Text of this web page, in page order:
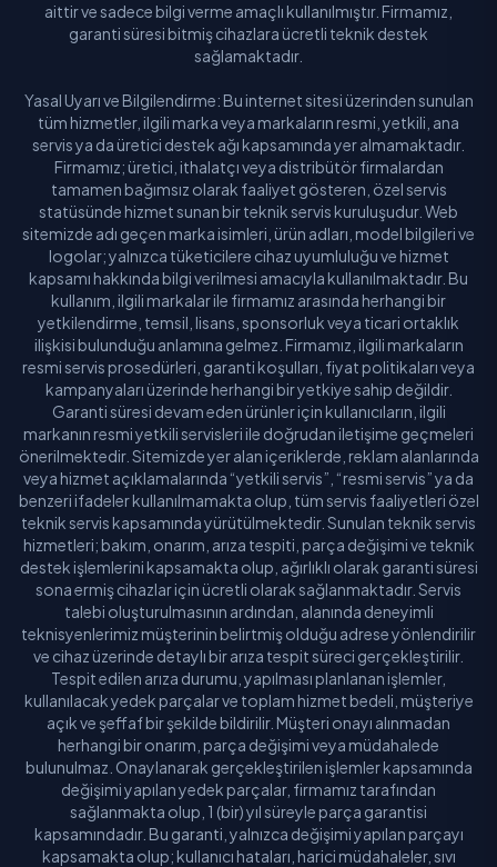
aittir ve sadece bilgi verme amaçlı kullanılmıştır. Firmamız,
garanti süresi bitmiş cihazlara ücretli teknik destek
sağlamaktadır.
Yasal Uyarı ve Bilgilendirme: Bu internet sitesi üzerinden sunulan
tüm hizmetler, ilgili marka veya markaların resmi, yetkili, ana
servis ya da üretici destek ağı kapsamında yer almamaktadır.
Firmamız; üretici, ithalatçı veya distribütör firmalardan
tamamen bağımsız olarak faaliyet gösteren, özel servis
statüsünde hizmet sunan bir teknik servis kuruluşudur. Web
sitemizde adı geçen marka isimleri, ürün adları, model bilgileri ve
logolar; yalnızca tüketicilere cihaz uyumluluğu ve hizmet
kapsamı hakkında bilgi verilmesi amacıyla kullanılmaktadır. Bu
kullanım, ilgili markalar ile firmamız arasında herhangi bir
yetkilendirme, temsil, lisans, sponsorluk veya ticari ortaklık
ilişkisi bulunduğu anlamına gelmez. Firmamız, ilgili markaların
resmi servis prosedürleri, garanti koşulları, fiyat politikaları veya
kampanyaları üzerinde herhangi bir yetkiye sahip değildir.
Garanti süresi devam eden ürünler için kullanıcıların, ilgili
markanın resmi yetkili servisleri ile doğrudan iletişime geçmeleri
önerilmektedir. Sitemizde yer alan içeriklerde, reklam alanlarında
veya hizmet açıklamalarında “yetkili servis”, “resmi servis” ya da
benzeri ifadeler kullanılmamakta olup, tüm servis faaliyetleri özel
teknik servis kapsamında yürütülmektedir. Sunulan teknik servis
hizmetleri; bakım, onarım, arıza tespiti, parça değişimi ve teknik
destek işlemlerini kapsamakta olup, ağırlıklı olarak garanti süresi
sona ermiş cihazlar için ücretli olarak sağlanmaktadır. Servis
talebi oluşturulmasının ardından, alanında deneyimli
teknisyenlerimiz müşterinin belirtmiş olduğu adrese yönlendirilir
ve cihaz üzerinde detaylı bir arıza tespit süreci gerçekleştirilir.
Tespit edilen arıza durumu, yapılması planlanan işlemler,
kullanılacak yedek parçalar ve toplam hizmet bedeli, müşteriye
açık ve şeffaf bir şekilde bildirilir. Müşteri onayı alınmadan
herhangi bir onarım, parça değişimi veya müdahalede
bulunulmaz. Onaylanarak gerçekleştirilen işlemler kapsamında
değişimi yapılan yedek parçalar, firmamız tarafından
sağlanmakta olup, 1 (bir) yıl süreyle parça garantisi
kapsamındadır. Bu garanti, yalnızca değişimi yapılan parçayı
kapsamakta olup; kullanıcı hataları, harici müdahaleler, sıvı